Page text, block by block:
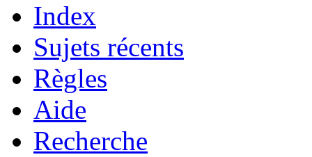
Index
Sujets récents
Règles
Aide
Recherche